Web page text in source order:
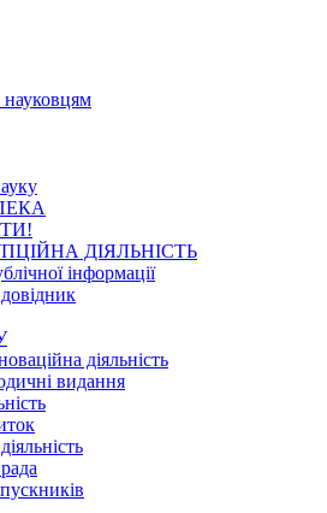
науковцям
ДІЯЛЬНІСТЬ
інформації
діяльність
видання